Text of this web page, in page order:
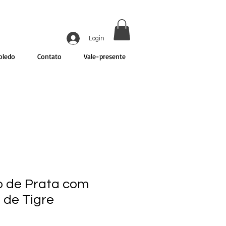
Contato Vale-presente
Login
de Prata com
de Tigre